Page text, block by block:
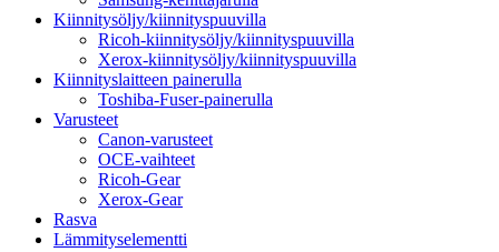
Kiinnitysöljy/kiinnityspuuvilla
Ricoh-kiinnitysöljy/kiinnityspuuvilla
Xerox-kiinnitysöljy/kiinnityspuuvilla
Kiinnityslaitteen painerulla
Toshiba-Fuser-painerulla
Varusteet
Canon-varusteet
OCE-vaihteet
Ricoh-Gear
Xerox-Gear
Rasva
Lämmityselementti